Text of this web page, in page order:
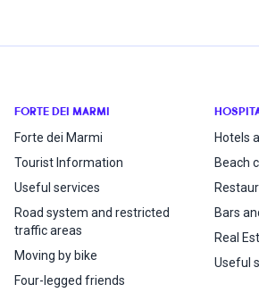
FORTE DEI MARMI
Forte dei Marmi
Tourist Information
Useful services
Road system and restricted
traffic areas
Moving by bike
Four-legged friends
Hotels
Beach
Bars
Real
Useful